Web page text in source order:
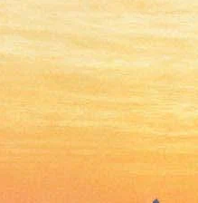
должны
как